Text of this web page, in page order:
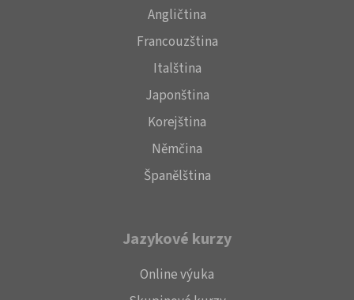
Angličtina
Francouzština
Italština
Japonština
Korejština
Němčina
Španělština
Jazykové kurzy
Online výuka